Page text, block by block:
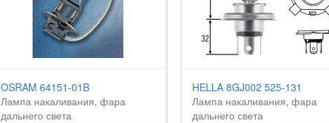
OSRAM 64151-01B
Лампа накаливания, фара
дальнего света
HELLA 8GJ002 525-131
Лампа накаливания, фара
дальнего света